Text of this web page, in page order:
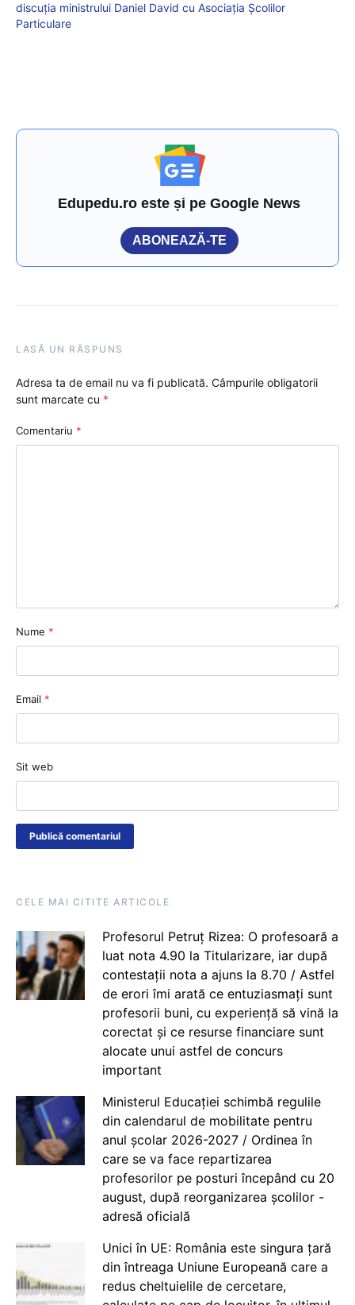
discuția ministrului Daniel David cu Asociația Școlilor
Particulare
Edupedu.ro este și pe Google News
ABONEAZĂ-TE
LASĂ UN RĂSPUNS
Adresa ta de email nu va fi publicată. Câmpurile obligatorii
sunt marcate cu *
Comentariu *
Nume *
Email *
Sit web
CELE MAI CITITE ARTICOLE
Profesorul Petruț Rizea: O profesoară a
luat nota 4.90 la Titularizare, iar după
contestații nota a ajuns la 8.70 / Astfel
de erori îmi arată ce entuziasmați sunt
profesorii buni, cu experiență să vină la
corectat și ce resurse financiare sunt
alocate unui astfel de concurs
important
Ministerul Educației schimbă regulile
din calendarul de mobilitate pentru
anul școlar 2026-2027 / Ordinea în
care se va face repartizarea
profesorilor pe posturi începând cu 20
august, după reorganizarea școlilor -
adresă oficială
Unici în UE: România este singura țară
din întreaga Uniune Europeană care a
redus cheltuielile de cercetare,